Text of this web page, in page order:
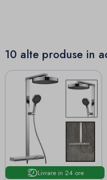
10 alte produse in
Livrare in 24 ore